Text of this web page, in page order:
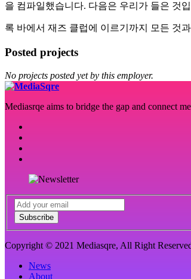
을 컴파일했습니다. 다음은 우리가 들은 것
록 바에서 재즈 클럽에 이르기까지 모든 것
Posted projects
No projects posted yet by this employer.
Mediasrqe aims to bridge the gap and connect
Subscribe
Copyright © 2021 Mediasqre, All Right
News
About